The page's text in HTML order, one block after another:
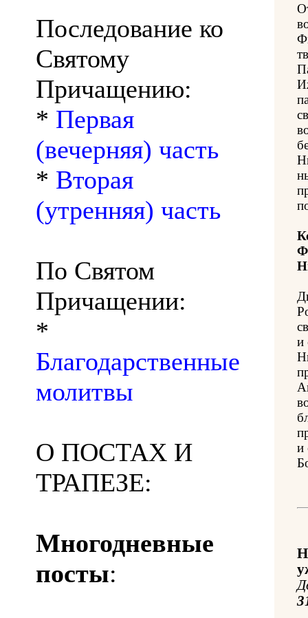
Последование ко
Святому
Причащению:
* Первая
(вечерняя) часть
* Вторая
(утренняя) часть
По Святом
Причащении:
*
Благодарственные
молитвы
О ПОСТАХ И
ТРАПЕЗЕ:
Многодневные
посты:
и
и